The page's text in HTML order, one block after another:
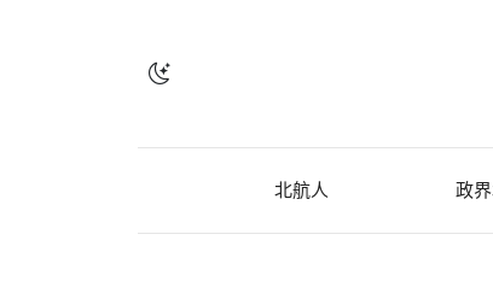
北航人 政